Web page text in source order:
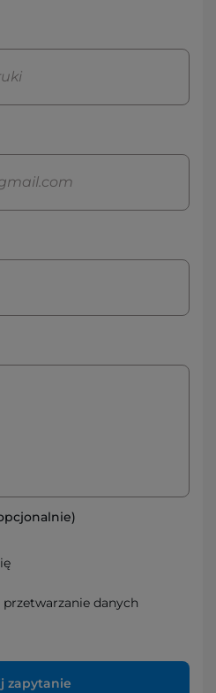
danych
zapytanie